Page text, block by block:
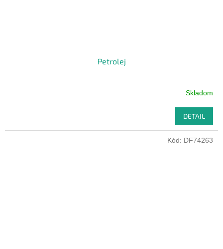
Petrolej
Skladom
DETAIL
Kód: DF74263